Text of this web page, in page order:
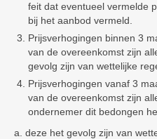
feit dat eventueel vermelde
bij het aanbod vermeld.
Prijsverhogingen binnen 3
van de overeenkomst zijn
gevolg zijn van wettelijke
Prijsverhogingen vanaf 3
van de overeenkomst zijn
ondernemer dit bedongen
a. deze het gevolg zijn van